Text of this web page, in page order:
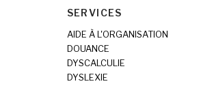
SERVICES
AIDE À L'ORGANISATION
DOUANCE
DYSCALCULIE
DYSLEXIE